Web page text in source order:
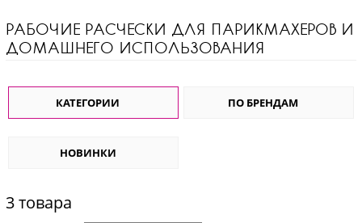
РАБОЧИЕ РАСЧЕСКИ ДЛЯ ПАРИКМАХЕРОВ И
ДОМАШНЕГО ИСПОЛЬЗОВАНИЯ
КАТЕГОРИИ ПО БРЕНДАМ
НОВИНКИ
3 товара